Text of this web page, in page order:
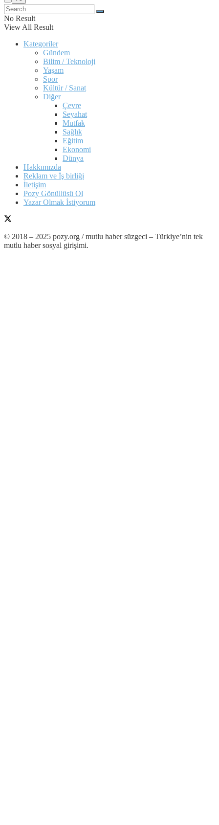
No Result
View All Result
Kategoriler
Gündem
Bilim / Teknoloji
Yaşam
Spor
Kültür / Sanat
Diğer
Çevre
Seyahat
Mutfak
Sağlık
Eğitim
Ekonomi
Dünya
Hakkımızda
Reklam ve İş birliği
İletişim
Pozy Gönüllüsü Ol
Yazar Olmak İstiyorum
© 2018 – 2025 pozy.org / mutlu haber süzgeci – Türkiye’nin tek
mutlu haber sosyal girişimi.